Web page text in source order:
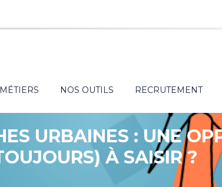
NOS OUTILS RECRUTEMENT
URBAINES : UNE
À SAISIR ?